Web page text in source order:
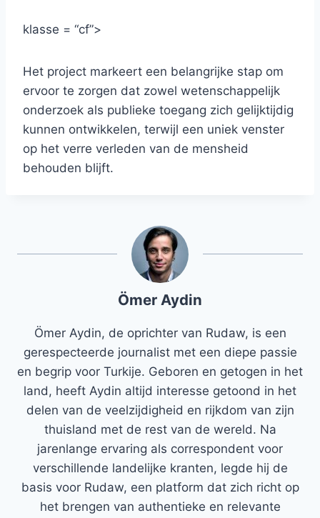
klasse = “cf”>
Het project markeert een belangrijke stap om
ervoor te zorgen dat zowel wetenschappelijk
onderzoek als publieke toegang zich gelijktijdig
kunnen ontwikkelen, terwijl een uniek venster
op het verre verleden van de mensheid
behouden blijft.
Ömer Aydin
Ömer Aydin, de oprichter van Rudaw, is een
gerespecteerde journalist met een diepe passie
en begrip voor Turkije. Geboren en getogen in het
land, heeft Aydin altijd interesse getoond in het
delen van de veelzijdigheid en rijkdom van zijn
thuisland met de rest van de wereld. Na
jarenlange ervaring als correspondent voor
verschillende landelijke kranten, legde hij de
basis voor Rudaw, een platform dat zich richt op
het brengen van authentieke en relevante